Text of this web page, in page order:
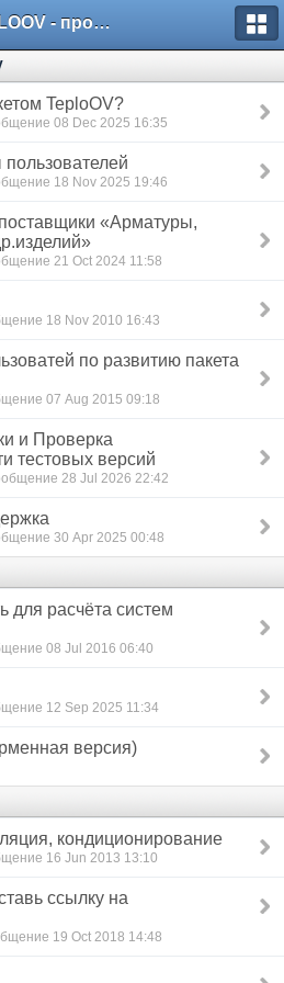
TEPLOOV - программный комплекс для расчёта систем отопления и вентиляции
TeploOV?
08 Dec 2025 16:35
18 Nov 2025 19:46
«Арматуры,
21 Oct 2024 11:58
18 Nov 2010 16:43
по развитию пакета
07 Aug 2015 09:18
и Проверка
тестовых версий
28 Jul 2026 22:42
30 Apr 2025 00:48
для расчёта систем
08 Jul 2016 06:40
12 Sep 2025 11:34
версия)
кондиционирование
16 Jun 2013 13:10
ссылку на
19 Oct 2018 14:48